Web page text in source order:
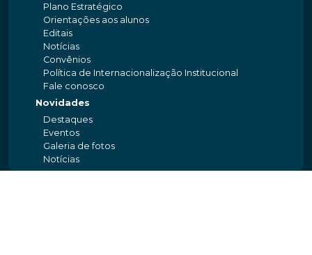
Plano Estratégico
Orientações aos alunos
Editais
Notícias
Convênios
Política de Internacionalização Institucional
Fale conosco
Novidades
Destaques
Eventos
Galeria de fotos
Notícias